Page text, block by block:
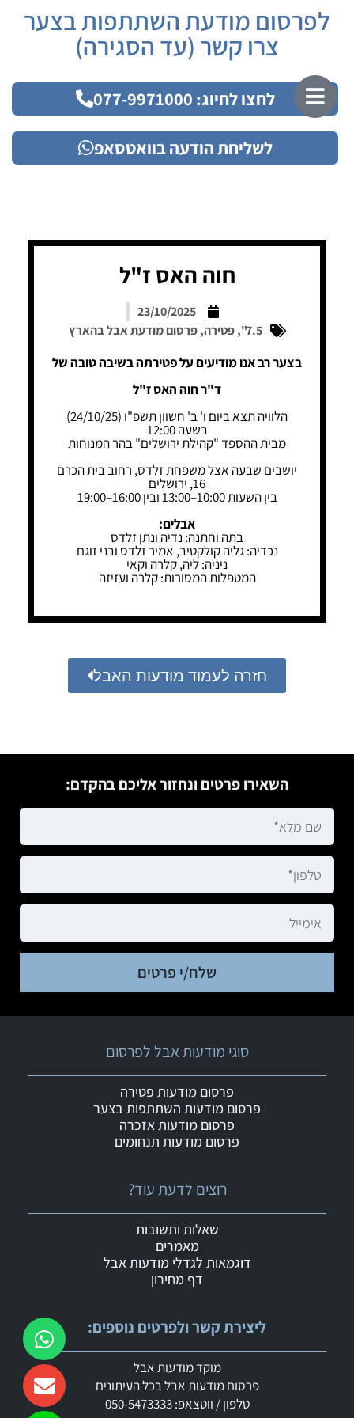
לפרסום מודעת השתתפות בצער
צרו קשר (עד הסגירה)
לחצו לחיוג: 077-9971000
לשליחת הודעה בוואטסאפ
חוה האס ז"ל
23/10/2025
7.5"
,פטירה,פרסום מודעת אבל בהארץ
בצער רב אנו מודיעים על פטירתה בשיבה טובה של
ד"ר חוה האס ז"ל
הלוויה תצא ביום ו' ב' חשוון תשפ"ו (24/10/25)
בשעה 12:00
מבית ההספד "קהילת ירושלים" בהר המנוחות
יושבים שבעה אצל משפחת זלדס, רחוב בית הכרם
16, ירושלים
בין השעות 10:00–13:00 ובין 16:00–19:00
אבלים:
בתה וחתנה: נדיה ונתן זלדס
נכדיה: גליה קולקטיב, אמיר זלדס ובני זוגם
ניניה: ליה, קלרה וקאי
המטפלות המסורות: קלרה ועזיזה
חזרה לעמוד מודעות האבל
השאירו פרטים ונחזור אליכם בהקדם:
שלח/י פרטים
ליצירת קשר ולפרטים נוספים:
מוקד מודעות אבל
פרסום מודעות אבל בכל העיתונים
טלפון / ווטצאפ: 050-5473333
רוצים לדעת עוד?
שאלות ותשובות
מאמרים
דוגמאות לגדלי מודעות אבל
דף מחירון
סוגי מודעות אבל לפרסום
פרסום מודעות פטירה
פרסום מודעות השתתפות בצער
פרסום מודעות אזכרה
פרסום מודעות תנחומים